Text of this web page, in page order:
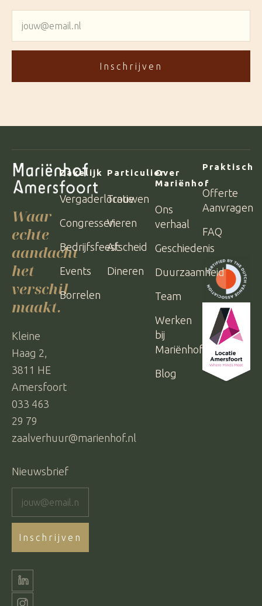
Waar
echte
aandacht
het
verschil
maakt.
Kleine
Haag 2,
3811 HE
Amersfoort
033 463
29 79
zaalverhuur@marienhof.nl
Nieuwsbrief
Zakelijk
Vergaderlocatie
Congressen
Bedrijfsfeest
Events
Borrelen
Particulier
Trouwen
Vieren
Afscheid
Dineren
Over
Mariënhof
Ons
verhaal
Geschiedenis
Duurzaamheid
Team
Werken
bij
Mariënhof
Blog
Praktisch
Offerte
Aanvragen
FAQ